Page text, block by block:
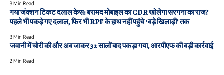
3 Min Read
गया जंक्शन टिकट दलाल केस: बरामद मोबाइल का CDR खोलेगा सरगना का राज?
पहले भी पकड़े गए दलाल, फिर भी RPF के हाथ नहीं पहुंचे ‘बड़े खिलाड़ी’ तक
3 Min Read
जवानी में चोरी की और अब जाकर 32 सालों बाद पकड़ा गया, आरपीएफ की बड़ी कार्रवाई
2 Min Read